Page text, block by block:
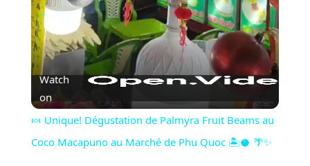
Watch
on
🍬 Unique! Dégustation de Palmyra Fruit Beams au
Coco Macapuno au Marché de Phu Quoc 🏝️🥥 🌴✨